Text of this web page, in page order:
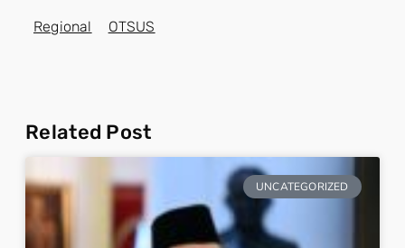
Regional OTSUS
Related Post
UNCATEGORIZED